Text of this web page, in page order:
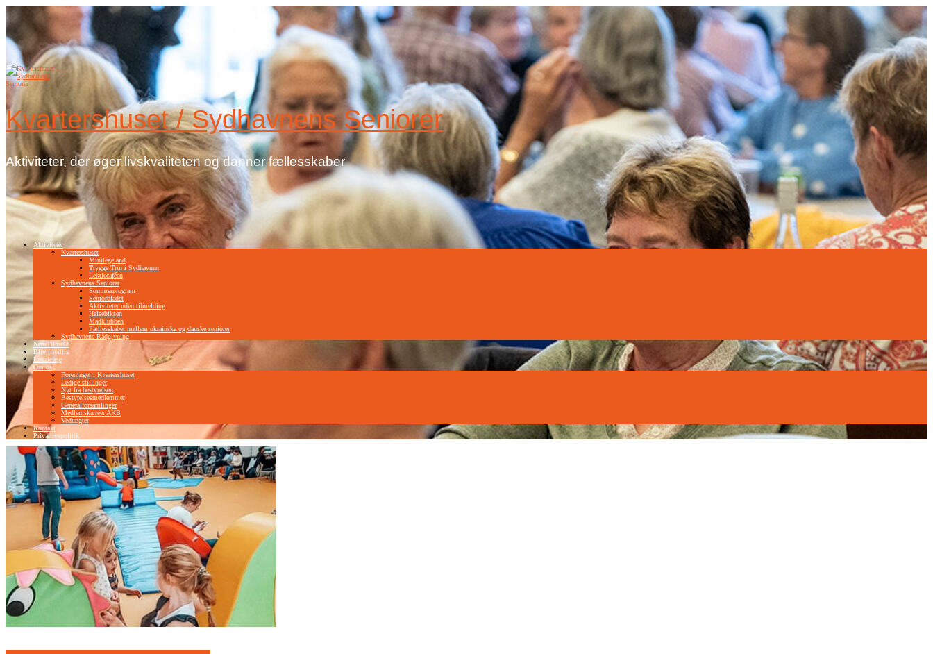
Videre
indhold
Kvartershuset / Sydhavnens Seniorer
Aktiviteter, der øger livskvaliteten og danner fællesskaber
Aktiviteter
Kvartershuset
Minilegeland
Trygge Trin i Sydhavnen
Lektiecaféen
Sydhavnens Seniorer
Sommerprogram
Seniorbladet
Aktiviteter uden tilmelding
Helsebiksen
Madklubben
Fællesskaber mellem ukrainske og danske seniorer
Sydhavnens Rådgivning
NemTilmeld
Bliv frivillig
Lokaleleje
Om os
Foreninger i Kvartershuset
Ledige stillinger
Nyt fra bestyrelsen
Bestyrelsesmedlemmer
Generalforsamlinger
Medlemskarréer AKB
Vedtægter
Kontakt
Privatlivspolitik